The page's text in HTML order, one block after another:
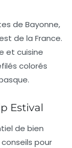
de Bayonne,
de la France.
et cuisine
colorés
Estival
de bien
pour